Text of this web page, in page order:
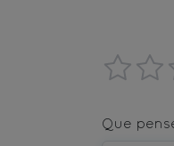
star
—
—
Que